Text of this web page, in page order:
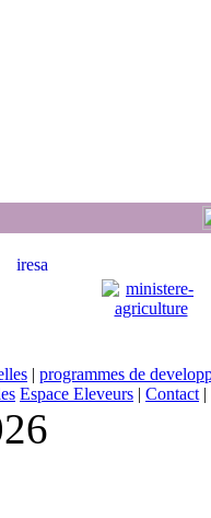
| programmes de
Espace Eleveurs | Contact |